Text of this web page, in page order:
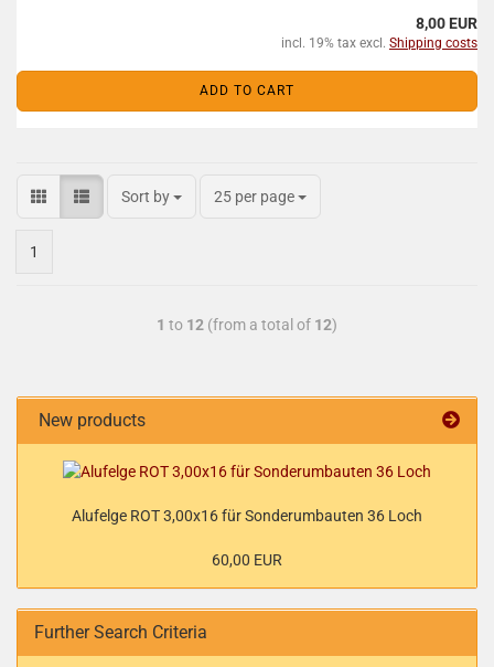
8,00 EUR
incl. 19% tax excl. Shipping costs
ADD TO CART
Sort by 25 per page
1
1 to 12 (from a total of 12)
New products
Alufelge ROT 3,00x16 für Sonderumbauten 36 Loch
60,00 EUR
Further Search Criteria